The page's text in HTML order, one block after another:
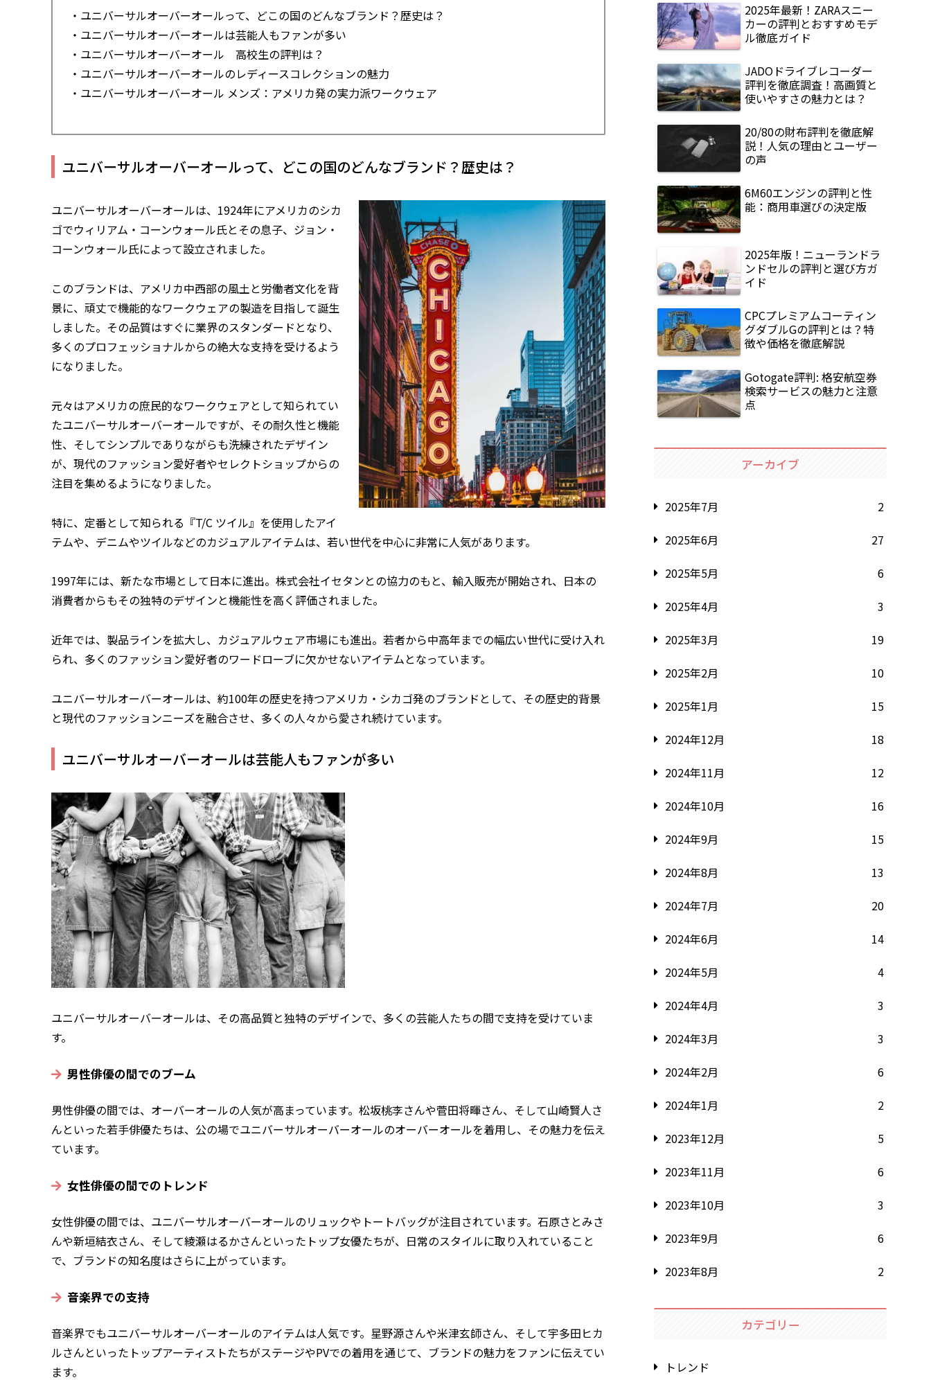
・ユニバーサルオーバーオールって、どこの国のどんなブランド？歴史は？
・ユニバーサルオーバーオールは芸能人もファンが多い
・ユニバーサルオーバーオール 高校生の評判は？
・ユニバーサルオーバーオールのレディースコレクションの魅力
・ユニバーサルオーバーオール メンズ：アメリカ発の実力派ワークウェア
ユニバーサルオーバーオールって、どこの国のどんなブランド？歴史は？
ユニバーサルオーバーオールは、1924年にアメリカのシカ
ゴでウィリアム・コーンウォール氏とその息子、ジョン・
コーンウォール氏によって設立されました。
このブランドは、アメリカ中西部の風土と労働者文化を背
景に、頑丈で機能的なワークウェアの製造を目指して誕生
しました。その品質はすぐに業界のスタンダードとなり、
多くのプロフェッショナルからの絶大な支持を受けるよう
になりました。
元々はアメリカの庶民的なワークウェアとして知られてい
たユニバーサルオーバーオールですが、その耐久性と機能
性、そしてシンプルでありながらも洗練されたデザイン
が、現代のファッション愛好者やセレクトショップからの
注目を集めるようになりました。
特に、定番として知られる『T/C ツイル』を使用したアイ
テムや、デニムやツイルなどのカジュアルアイテムは、若い世代を中心に非常に人気があります。
1997年には、新たな市場として日本に進出。株式会社イセタンとの協力のもと、輸入販売が開始され、日本の
消費者からもその独特のデザインと機能性を高く評価されました。
近年では、製品ラインを拡大し、カジュアルウェア市場にも進出。若者から中高年までの幅広い世代に受け入れ
られ、多くのファッション愛好者のワードローブに欠かせないアイテムとなっています。
ユニバーサルオーバーオールは、約100年の歴史を持つアメリカ・シカゴ発のブランドとして、その歴史的背景
と現代のファッションニーズを融合させ、多くの人々から愛され続けています。
ユニバーサルオーバーオールは芸能人もファンが多い
ユニバーサルオーバーオールは、その高品質と独特のデザインで、多くの芸能人たちの間で支持を受けていま
す。
男性俳優の間でのブーム
男性俳優の間では、オーバーオールの人気が高まっています。松坂桃李さんや菅田将暉さん、そして山崎賢人さ
んといった若手俳優たちは、公の場でユニバーサルオーバーオールのオーバーオールを着用し、その魅力を伝え
ています。
女性俳優の間でのトレンド
女性俳優の間では、ユニバーサルオーバーオールのリュックやトートバッグが注目されています。石原さとみさ
んや新垣結衣さん、そして綾瀬はるかさんといったトップ女優たちが、日常のスタイルに取り入れていること
で、ブランドの知名度はさらに上がっています。
音楽界での支持
音楽界でもユニバーサルオーバーオールのアイテムは人気です。星野源さんや米津玄師さん、そして宇多田ヒカ
ルさんといったトップアーティストたちがステージやPVでの着用を通じて、ブランドの魅力をファンに伝えてい
ます。
2025年最新！ZARAスニー
カーの評判とおすすめモデ
ル徹底ガイド
JADOドライブレコーダー
評判を徹底調査！高画質と
使いやすさの魅力とは？
20/80の財布評判を徹底解
説！人気の理由とユーザー
の声
6M60エンジンの評判と性
能：商用車選びの決定版
2025年版！ニューランドラ
ンドセルの評判と選び方ガ
イド
CPCプレミアムコーティン
グダブルGの評判とは？特
徴や価格を徹底解説
Gotogate評判: 格安航空券
検索サービスの魅力と注意
点
アーカイブ
2025年7月
2
2025年6月
27
2025年5月
6
2025年4月
3
2025年3月
19
2025年2月
10
2025年1月
15
2024年12月
18
2024年11月
12
2024年10月
16
2024年9月
15
2024年8月
13
2024年7月
20
2024年6月
14
2024年5月
4
2024年4月
3
2024年3月
3
2024年2月
6
2024年1月
2
2023年12月
5
2023年11月
6
2023年10月
3
2023年9月
6
2023年8月
2
カテゴリー
トレンド